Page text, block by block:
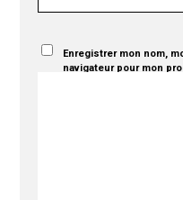
Enregistrer mon nom,
navigateur pour mon